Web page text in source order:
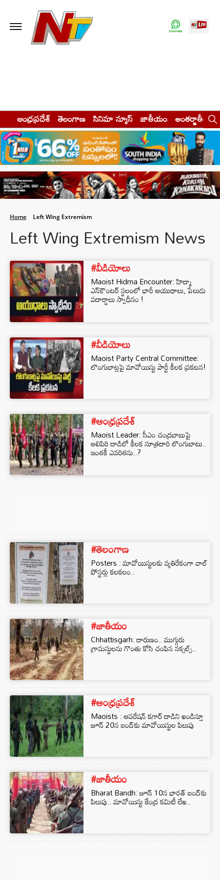
ఆంధ్రప్రదేశ్ తెలంగాణ సినిమా న్యూస్ జాతీయం అంతర్జాతీయం
Home Left Wing Extremism
Left Wing Extremism News
#వీడియోలు
Maoist Hidma Encounter: హిడ్మా
ఎన్‌కౌంటర్ స్థలంలో భారీ ఆయుధాలు, పేలుడు
పదార్ధాలు స్వాధీనం !
#వీడియోలు
Maoist Party Central Committee:
లొంగుబాట్లపై మావోయిస్టు పార్టీ కీలక ప్రకటన!
#ఆంధ్రప్రదేశ్
Maoist Leader: సీఎం చంద్రబాబుపై
అలిపిరి దాడిలో కీలక సూత్రదారి లొంగుబాటు..
ఇంతకీ ఎవరితను..?
#తెలంగాణ
Posters : మావోయిస్టులకు వ్యతిరేకంగా వాల్
పోస్టర్లు కలకలం..
#జాతీయం
Chhattisgarh: దారుణం.. ముగ్గురు
గ్రామస్థులను గొంతు కోసి చంపిన నక్సల్స్..
#ఆంధ్రప్రదేశ్
Maoists : ఆపరేషన్ కగార్ దాడిని ఖండిస్తూ
జూన్ 20న బంద్‌కు మావోయిస్టుల పిలుపు
#జాతీయం
Bharat Bandh: జూన్ 10న భారత్ బంద్‌కు
పిలుపు.. మావోయిస్టు కేంద్ర కమిటీ లేఖ..